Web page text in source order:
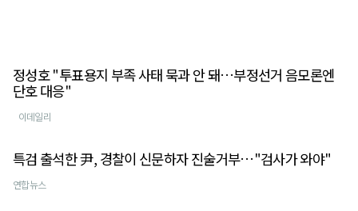
정성호 "투표용지 부족 사태 묵과 안 돼…부정선거 음모론엔
단호 대응"
이데일리
특검 출석한 尹, 경찰이 신문하자 진술거부…"검사가 와야"
연합뉴스